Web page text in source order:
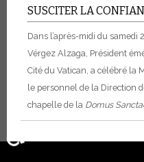
SUSCITER LA
Dans l’après-midi du samedi
Vérgez Alzaga, Président
Cité du Vatican, a célébré la
le personnel de la Direction
chapelle de la Domus
Sélectionnez votre langue